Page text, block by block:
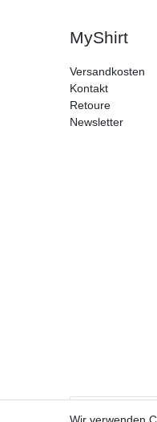
MyShirt
Versandkosten
Kontakt
Retoure
Newsletter